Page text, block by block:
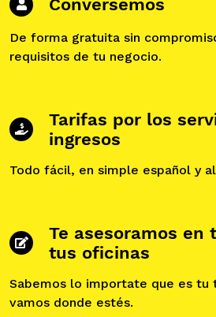
Conversemos
De forma gratuita sin
requisitos de tu negocio.
Tarifas por los
ingresos
Todo fácil, en simple español y
Te asesoramos en
tus oficinas
Sabemos lo importate que es tu
vamos donde estés.